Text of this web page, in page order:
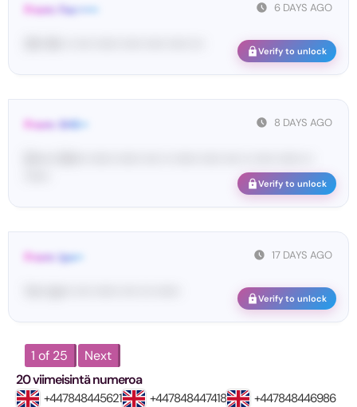
6 DAYS AGO
From: Fac•••••
Verify to unlock
8 DAYS AGO
From: SHE••
Verify to unlock
17 DAYS AGO
From: Ips••
Verify to unlock
1 of 25
Next
20 viimeisintä numeroa
+447848445621 +447848447418
+447848446986